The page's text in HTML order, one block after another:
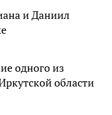
и Даниил
одного из
области